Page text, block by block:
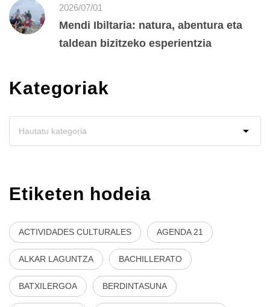
2026/07/01
Mendi Ibiltaria: natura, abentura eta
taldean bizitzeko esperientzia
Kategoriak
Etiketen hodeia
ACTIVIDADES CULTURALES AGENDA 21
ALKAR LAGUNTZA BACHILLERATO
BATXILERGOA BERDINTASUNA